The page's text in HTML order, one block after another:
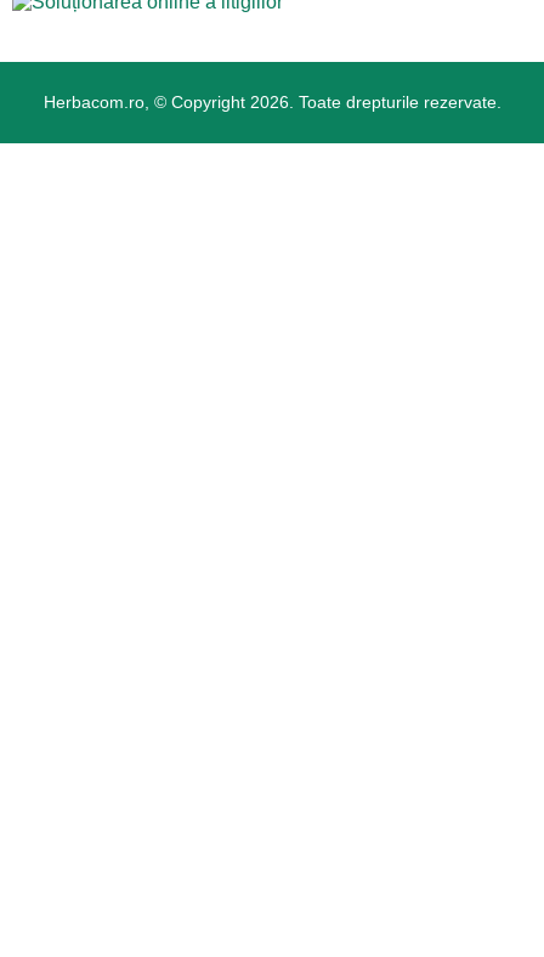
Herbacom.ro, © Copyright 2026. Toate drepturile rezervate.